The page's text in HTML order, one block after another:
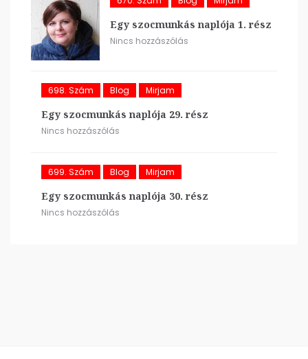
Egy szocmunkás naplója 1. rész
Nincs hozzászólás
698. Szám Blog Mirjam
Egy szocmunkás naplója 29. rész
Nincs hozzászólás
699. Szám Blog Mirjam
Egy szocmunkás naplója 30. rész
Nincs hozzászólás